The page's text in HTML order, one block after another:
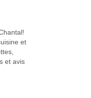
et
et avis